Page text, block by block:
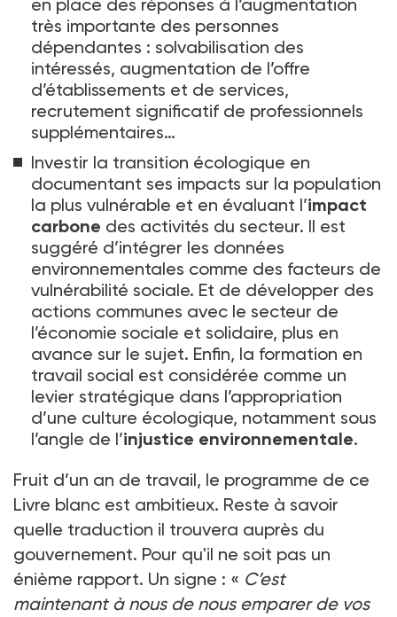
en place des réponses à l’augmentation
très importante des personnes
dépendantes : solvabilisation des
intéressés, augmentation de l’offre
d’établissements et de services,
recrutement significatif de professionnels
supplémentaires…
Investir la transition écologique en
documentant ses impacts sur la population
la plus vulnérable et en évaluant l’impact
carbone des activités du secteur. Il est
suggéré d’intégrer les données
environnementales comme des facteurs de
vulnérabilité sociale. Et de développer des
actions communes avec le secteur de
l’économie sociale et solidaire, plus en
avance sur le sujet. Enfin, la formation en
travail social est considérée comme un
levier stratégique dans l’appropriation
d’une culture écologique, notamment sous
l’angle de l’injustice environnementale.
Fruit d’un an de travail, le programme de ce
Livre blanc est ambitieux. Reste à savoir
quelle traduction il trouvera auprès du
gouvernement. Pour qu'il ne soit pas un
énième rapport. Un signe : « C’est
maintenant à nous de nous emparer de vos